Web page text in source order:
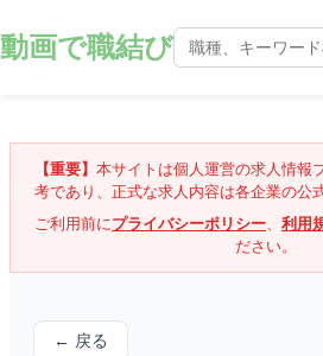
動画で職結び
【重要】 本サイトは個人運営の求人情報
考であり、正式な求人内容は各企業の公
ご利用前にプライバシーポリシー、 利用
ださい。
← 戻る